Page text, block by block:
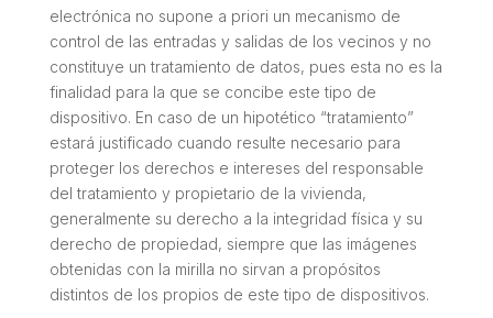
electrónica no supone a priori un mecanismo de
control de las entradas y salidas de los vecinos y no
constituye un tratamiento de datos, pues esta no es la
finalidad para la que se concibe este tipo de
dispositivo. En caso de un hipotético “tratamiento”
estará justificado cuando resulte necesario para
proteger los derechos e intereses del responsable
del tratamiento y propietario de la vivienda,
generalmente su derecho a la integridad física y su
derecho de propiedad, siempre que las imágenes
obtenidas con la mirilla no sirvan a propósitos
distintos de los propios de este tipo de dispositivos.